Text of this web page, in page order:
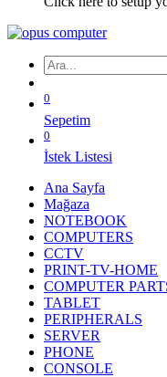
0
Sepetim
0
İstek Listesi
Ana Sayfa
Mağaza
NOTEBOOK
COMPUTERS
CCTV
PRINT-TV-HOME
COMPUTER
TABLET
PERIPHERALS
SERVER
PHONE
CONSOLE